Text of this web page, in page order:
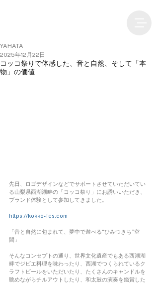
コッコ祭りで体感した、音と自然、そして「本
物」の価値
YAHATA
2025年12月22日
先日、ロゴデザインなどでサポートさせていただいてい
る山梨県西湖湖畔の「コッコ祭り」にお誘いいただき、
ブランド体験として参加してきました。
https://kokko-fes.com
「音と自然に包まれて、夢中で遊べる“ひみつきち”空
間」
そんなコンセプトの通り、世界文化遺産でもある西湖湖
畔でジビエ料理を味わったり、西湖でつくられているク
ラフトビールをいただいたり、たくさんのキャンドルを
眺めながらチルアウトしたり、和太鼓の演奏を鑑賞した